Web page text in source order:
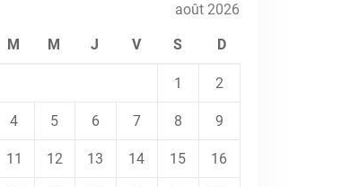
août 2026
M M J V S D
1 2
4 5 6 7 8 9
11 12 13 14 15 16